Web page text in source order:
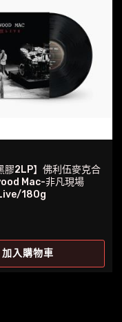
膠2LP】佛利伍麥克合
Mac-非凡現場
180g
加入購物車